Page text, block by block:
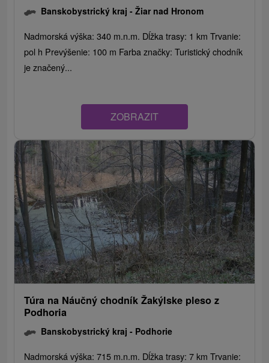
Banskobystrický kraj -Žiar nad Hronom
Nadmorská výška: 340 m.n.m. Dĺžka trasy: 1 km Trvanie:
pol h Prevýšenie: 100 m Farba značky: Turistický chodník
je značený...
ZOBRAZIT
Túra na Náučný chodník Žakýlske pleso z
Podhoria
Banskobystrický kraj - Podhorie
Nadmorská výška: 715 m.n.m. Dĺžka trasy: 7 km Trvanie: